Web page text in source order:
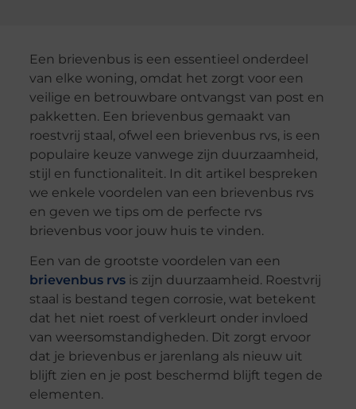
Een brievenbus is een essentieel onderdeel
van elke woning, omdat het zorgt voor een
veilige en betrouwbare ontvangst van post en
pakketten. Een brievenbus gemaakt van
roestvrij staal, ofwel een brievenbus rvs, is een
populaire keuze vanwege zijn duurzaamheid,
stijl en functionaliteit. In dit artikel bespreken
we enkele voordelen van een brievenbus rvs
en geven we tips om de perfecte rvs
brievenbus voor jouw huis te vinden.
Een van de grootste voordelen van een
brievenbus rvsis zijn duurzaamheid. Roestvrij
staal is bestand tegen corrosie, wat betekent
dat het niet roest of verkleurt onder invloed
van weersomstandigheden. Dit zorgt ervoor
dat je brievenbus er jarenlang als nieuw uit
blijft zien en je post beschermd blijft tegen de
elementen.